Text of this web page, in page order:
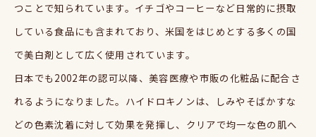
つことで知られています。イチゴやコーヒーなど日常的に摂取
している食品にも含まれており、米国をはじめとする多くの国
で美白剤として広く使用されています。
日本でも 2002年の認可以降、美容医療や市販の化粧品に配合さ
れるようになりました。ハイドロキノンは、しみやそばかすな
どの色素沈着に対して効果を発揮し、クリアで均一な色の肌へ